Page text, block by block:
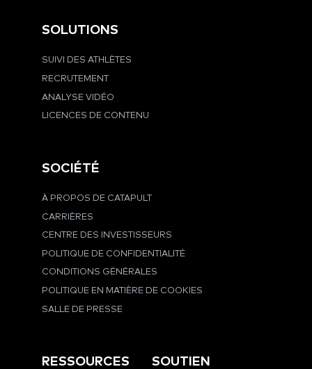
SOLUTIONS
SUIVI DES ATHLÈTES
RECRUTEMENT
ANALYSE VIDÉO
LICENCES DE CONTENU
SOCIÉTÉ
À PROPOS DE CATAPULT
CARRIÈRES
CENTRE DES INVESTISSEURS
POLITIQUE DE CONFIDENTIALITÉ
CONDITIONS GÉNÉRALES
POLITIQUE EN MATIÈRE DE COOKIES
SALLE DE PRESSE
RESSOURCES SOUTIEN